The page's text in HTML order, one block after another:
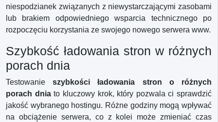
niespodzianek związanych z niewystarczającymi zasobami
lub brakiem odpowiedniego wsparcia technicznego po
rozpoczęciu korzystania ze swojego nowego serwera www.
Szybkość ładowania stron w różnych
porach dnia
Testowanieszybkości ładowania stron o różnych
porach dniato kluczowy krok, który pozwala ci sprawdzić
jakość wybranego hostingu. Różne godziny mogą wpływać
na obciążenie serwera, co z kolei może zmieniać czas